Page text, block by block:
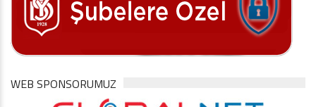
WEB SPONSORUMUZ